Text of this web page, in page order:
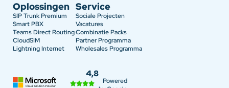
Oplossingen
SIP Trunk Premium
Smart PBX
Teams Direct Routing
CloudSIM
Lightning Internet
Service
Sociale Projecten
Vacatures
Combinatie Packs
Partner Programma
Wholesales Programma
4,8
Powered